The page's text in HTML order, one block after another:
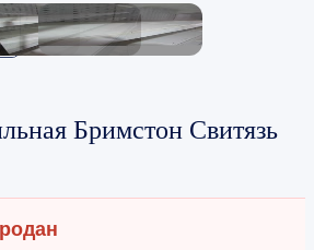
Бримстон Свитязь